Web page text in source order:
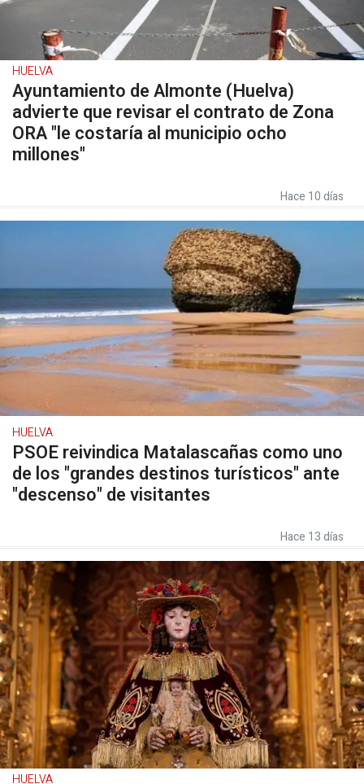
HUELVA
Ayuntamiento de Almonte (Huelva)
advierte que revisar el contrato de Zona
ORA "le costaría al municipio ocho
millones"
Hace 10 días
HUELVA
PSOE reivindica Matalascañas como uno
de los "grandes destinos turísticos" ante
"descenso" de visitantes
Hace 13 días
HUELVA